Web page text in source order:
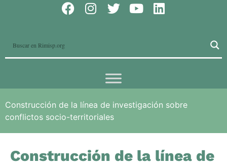
Construcción de la línea de investigación sobre
conflictos socio-territoriales
Construcción de la línea de